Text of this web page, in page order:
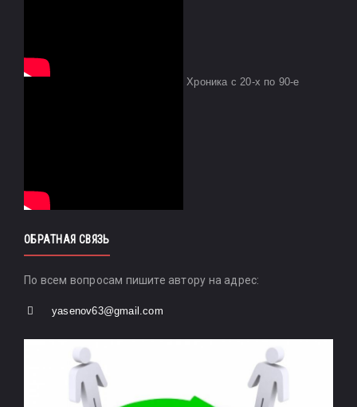
Хроника с 20-х по 90-е
ОБРАТНАЯ СВЯЗЬ
По всем вопросам пишите автору на адрес:
yasenov63@gmail.com